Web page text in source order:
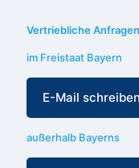
Vertriebliche Anfragen
im Freistaat Bayern
E-Mail schreiben
außerhalb Bayerns